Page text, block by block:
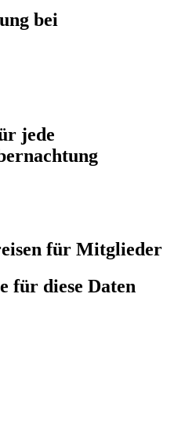
bei
jede
für Mitglieder
für diese Daten